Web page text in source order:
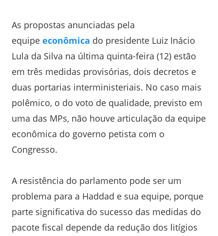
As propostas anunciadas pela
equipe econômica do presidente Luiz Inácio
Lula da Silva na última quinta-feira (12) estão
em três medidas provisórias, dois decretos e
duas portarias interministeriais. No caso mais
polêmico, o do voto de qualidade, previsto em
uma das MPs, não houve articulação da equipe
econômica do governo petista com o
Congresso.
A resistência do parlamento pode ser um
problema para a Haddad e sua equipe, porque
parte significativa do sucesso das medidas do
pacote fiscal depende da redução dos litígios